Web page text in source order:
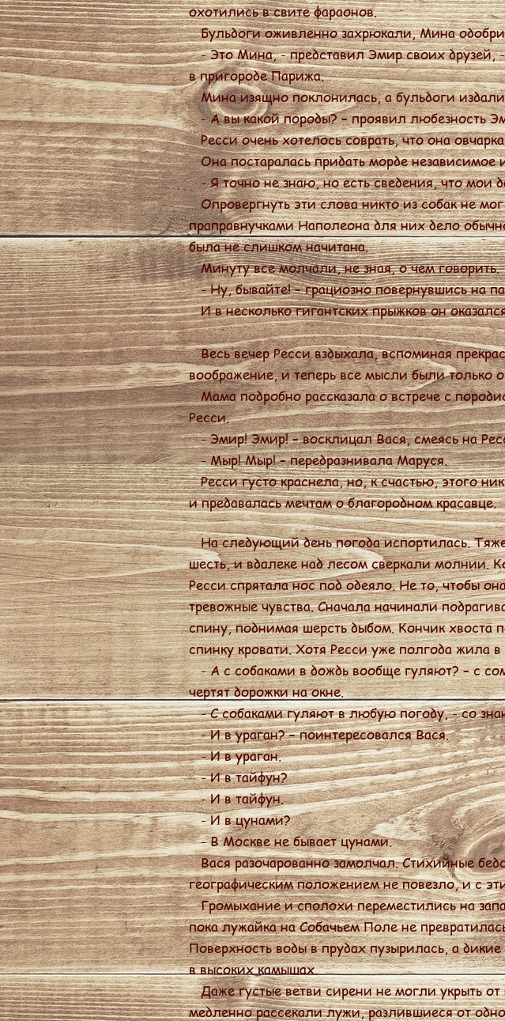
охотились в свите фараонов.
Бульдоги оживленно захрюкали, Мина
- Это Мина, - представил Эмир своих друзей,
в пригороде Парижа.
Мина изящно поклонилась, а бульдоги издали
- А вы какой породы? – проявил любезность
Ресси очень хотелось соврать, что она
Она постаралась придать морде независимое
- Я точно не знаю, но есть сведения, что мои
Опровергнуть эти слова никто из собак не
праправнучками Наполеона для них дело
была не слишком начитана.
Минуту все молчали, не зная, о чем говорить.
- Ну, бывайте! – грациозно повернувшись на
И в несколько гигантских прыжков он
Весь вечер Ресси вздыхала, вспоминая
воображение, и теперь все мысли были только
Мама подробно рассказала о встрече с
Ресси.
- Эмир! Эмир! – восклицал Вася, смеясь на
- Мыр! Мыр! – передразнивала Маруся.
Ресси густо краснела, но, к счастью, этого
и предавалась мечтам о благородном красавце.
На следующий день погода испортилась.
шесть, и вдалеке над лесом сверкали молнии.
Ресси спрятала нос под одеяло. Не то, чтобы
тревожные чувства. Сначала начинали
спину, поднимая шерсть дыбом. Кончик
спинку кровати. Хотя Ресси уже полгода жила
- А с собаками в дождь вообще гуляют? – с
чертят дорожки на окне.
- С собаками гуляют в любую погоду, - со
- И в ураган? – поинтересовался Вася.
- И в ураган.
- И в тайфун?
- И в тайфун.
- И в цунами?
- В Москве не бывает цунами.
Вася разочарованно замолчал. Стихийные
географическим положением не повезло, и с
Громыхание и сполохи переместились на
пока лужайка на Собачьем Поле не
Поверхность воды в прудах пузырилась, а
в высоких камышах.
Даже густые ветви сирени не могли укрыть
медленно рассекали лужи, разлившиеся от